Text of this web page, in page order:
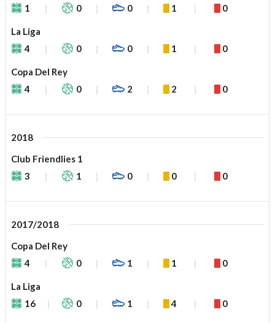
1
0 0 1 0
La Liga
4
0 0 1 0
Copa Del Rey
4
0 2 2 0
2018
Club Friendlies 1
3
1 0 0 0
2017/2018
Copa Del Rey
4
0 1 1 0
La Liga
16
0 1 4 0